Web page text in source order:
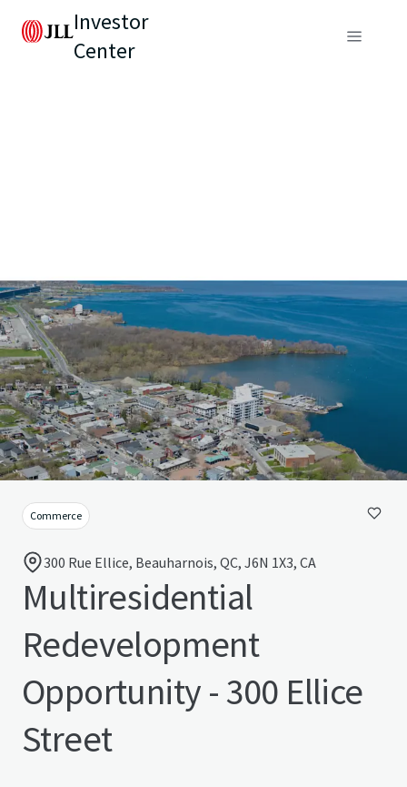
Investor
Center
Commerce
300 Rue Ellice, Beauharnois, QC, J6N 1X3, CA
Multiresidential
Redevelopment
Opportunity - 300 Ellice
Street